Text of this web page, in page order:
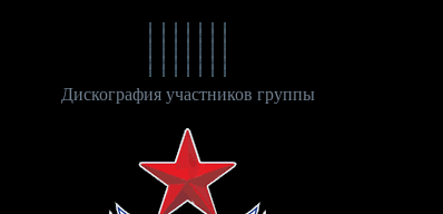
Дискография участников группы